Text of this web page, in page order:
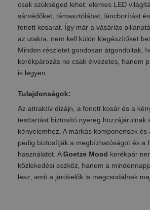
csak szükséged lehet: elemes LED
sárvédőket, támasztólábat, láncborítást
fonott kosarat. Így már a vásárlás
az utakra, nem kell külön kiegészítőket
Minden részletet gondosan átgondoltak,
kerékpározás ne csak élvezetes, hanem
is legyen.
Tulajdonságok:
Az attraktív dizájn, a fonott kosár és a
testtartást biztosító nyereg hozzájárulnak
kényelemhez. A márkás komponensek és
pedig biztosítják a megbízhatóságot és a
használatot. AGoetze Mood kerékpár
közlekedési eszköz, hanem a
lesz, amit a járókelők is megcsodálnak